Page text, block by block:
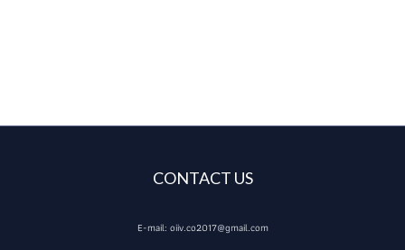
CONTACT US
E-mail: oiiv.co2017@gmail.com